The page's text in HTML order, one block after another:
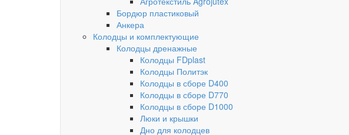
Бордюр пластиковый
Анкера
Колодцы и комплектующие
Колодцы дренажные
Колодцы FDplast
Колодцы Политэк
Колодцы в сборе D400
Колодцы в сборе D770
Колодцы в сборе D1000
Люки и крышки
Дно для колодцев